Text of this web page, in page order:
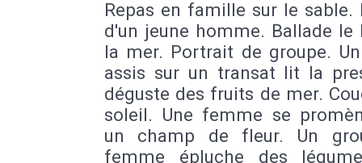
Repas en famille sur le sable.
d'un jeune homme. Ballade le
la mer. Portrait de groupe.
assis sur un transat lit la
déguste des fruits de mer.
soleil. Une femme se
un champ de fleur. Un
femme épluche des